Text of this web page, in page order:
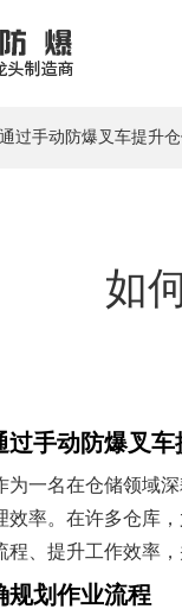
过手动防爆叉车提升
如
过手动防爆叉
为一名在仓储领域
效率。在许多仓库
程、提升工作效率
规划作业流程